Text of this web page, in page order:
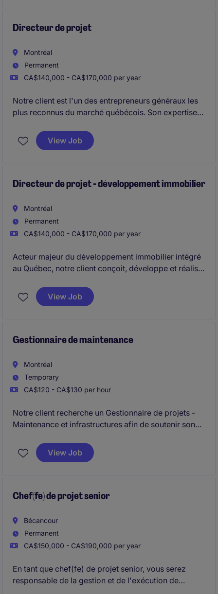
Directeur de projet
Montréal
Permanent
CA$140,000 - CA$170,000 per year
Notre client est l'un des entrepreneurs généraux les
plus reconnus du marché québécois. Son expertise
infrastructures lui permet de réaliser des projets
complexes parmi les plus ambitieux de la province.
View Job
Directeur de projet - développement immobilier
Montréal
Permanent
CA$140,000 - CA$170,000 per year
Acteur majeur du développement immobilier intégré
au Québec, notre client conçoit, développe et réalise
commercial. Reconnue pour la qualité architecturale
de ses projets, l'entreprise intervient sur l'ensemble
mise en marché.
View Job
Gestionnaire de maintenance
Montréal
Temporary
CA$120 - CA$130 per hour
Notre client recherche un Gestionnaire de projets -
Maintenance et infrastructures afin de soutenir son
projets pour l'aéroport de Montréal et Toronto. Vous
gérerez simultanément plusieurs initiatives touchant
intervenants impliqués.
View Job
Chef(fe) de projet senior
Bécancour
Permanent
CA$150,000 - CA$190,000 per year
En tant que chef(fe) de projet senior, vous serez
responsable de la gestion et de l'exécution de